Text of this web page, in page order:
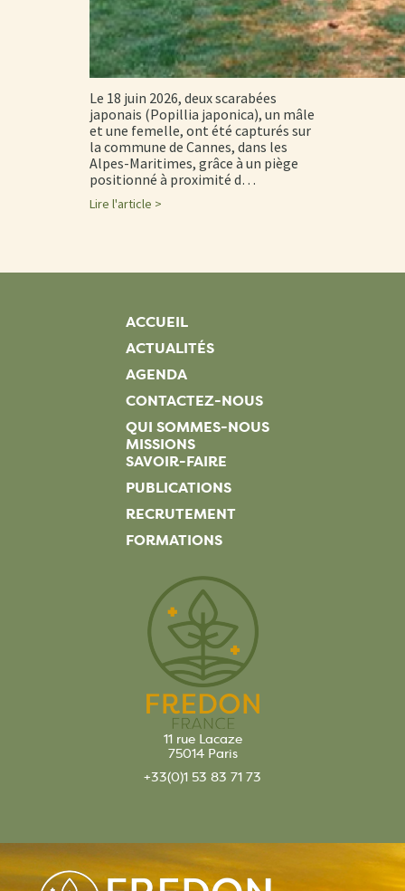
Le 18 juin 2026, deux scarabées
japonais (Popillia japonica), un mâle
et une femelle, ont été capturés sur
la commune de Cannes, dans les
Alpes-Maritimes, grâce à un piège
positionné à proximité d…
Lire l'article >
ACCUEIL
ACTUALITÉS
AGENDA
CONTACTEZ-NOUS
QUI SOMMES-NOUS
MISSIONS
SAVOIR-FAIRE
PUBLICATIONS
RECRUTEMENT
FORMATIONS
11 rue Lacaze
75014 Paris
+33(0)1 53 83 71 73